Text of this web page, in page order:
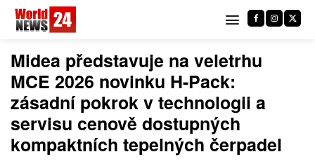
Midea představuje na veletrhu
MCE 2026 novinku H-Pack:
zásadní pokrok v technologii a
servisu cenově dostupných
kompaktních tepelných čerpadel